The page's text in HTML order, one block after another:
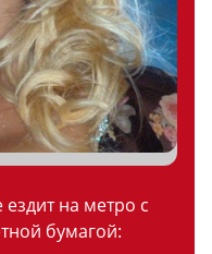
ездит на метро с
бумагой: